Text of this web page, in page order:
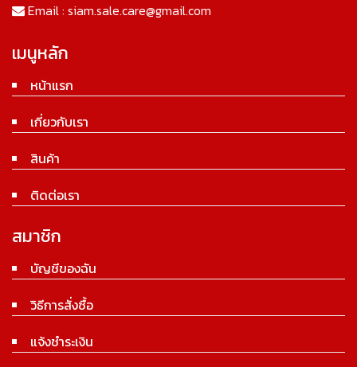
Email : siam.sale.care@gmail.com
เมนูหลัก
หน้าแรก
เกี่ยวกับเรา
สินค้า
ติดต่อเรา
สมาชิก
บัญชีของฉัน
วิธีการสั่งซื้อ
แจ้งชำระเงิน